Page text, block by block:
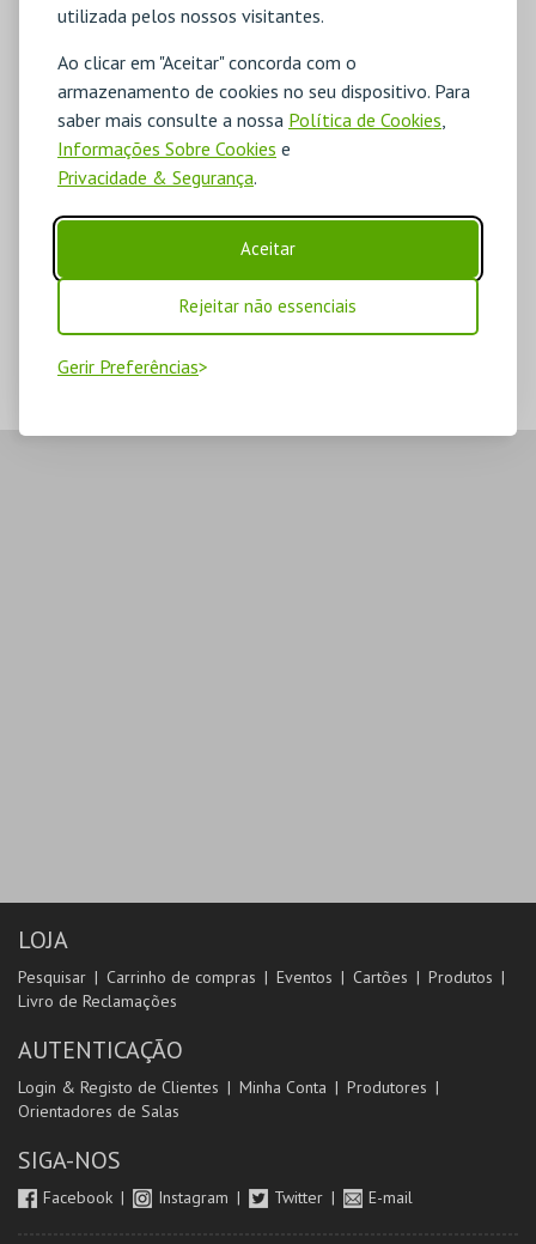
utilizada pelos nossos visitantes.
Ao clicar em "Aceitar" concorda com o
armazenamento de cookies no seu dispositivo. Para
saber mais consulte a nossa Política de Cookies
Informações Sobre Cookies e
Privacidade & Segurança.
Aceitar
Rejeitar não essenciais
Gerir Preferências
LOJA
Pesquisar Carrinho de compras Eventos Cartões
Produtos
Livro de Reclamações
AUTENTICAÇÃO
Login & Registo de Clientes Minha Conta
Produtores
Orientadores de Salas
SIGA-NOS
Facebook Instagram Twitter E-mail